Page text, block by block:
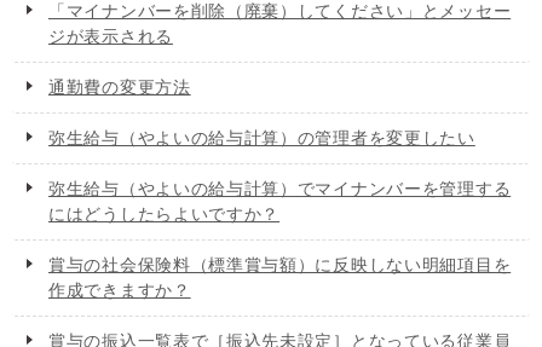
「マイナンバーを削除（廃棄）してください」とメッセー
ジが表示される
通勤費の変更方法
弥生給与（やよいの給与計算）の管理者を変更したい
弥生給与（やよいの給与計算）でマイナンバーを管理する
にはどうしたらよいですか？
賞与の社会保険料（標準賞与額）に反映しない明細項目を
作成できますか？
賞与の振込一覧表で［振込先未設定］となっている従業員